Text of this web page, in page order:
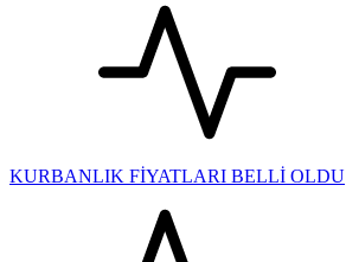
KURBANLIK FİYATLARI BELLİ OLDU